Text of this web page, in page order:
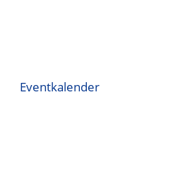
Eventkalender